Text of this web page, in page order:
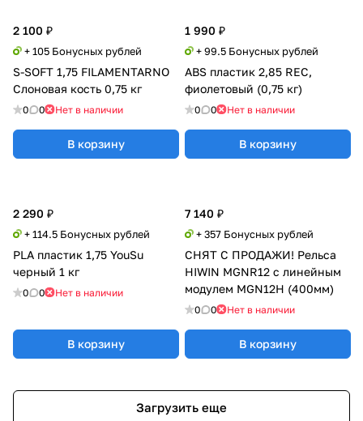
2 100 ₽
+ 105 Бонусных рублей
S-SOFT 1,75 FILAMENTARNO
Слоновая кость 0,75 кг
0 0 Нет в наличии
В корзину
1 990 ₽
+ 99.5 Бонусных рублей
ABS пластик 2,85 REC,
фиолетовый (0,75 кг)
0 0 Нет в наличии
В корзину
2 290 ₽
+ 114.5 Бонусных рублей
PLA пластик 1,75 YouSu
черный 1 кг
0 0 Нет в наличии
В корзину
7 140 ₽
+ 357 Бонусных рублей
СНЯТ С ПРОДАЖИ! Рельса
HIWIN MGNR12 с линейным
модулем MGN12H (400мм)
0 0 Нет в наличии
В корзину
Загрузить еще